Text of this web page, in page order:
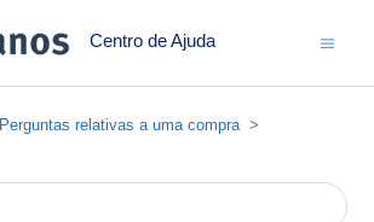
Centro de Ajuda
Perguntas relativas a uma compra